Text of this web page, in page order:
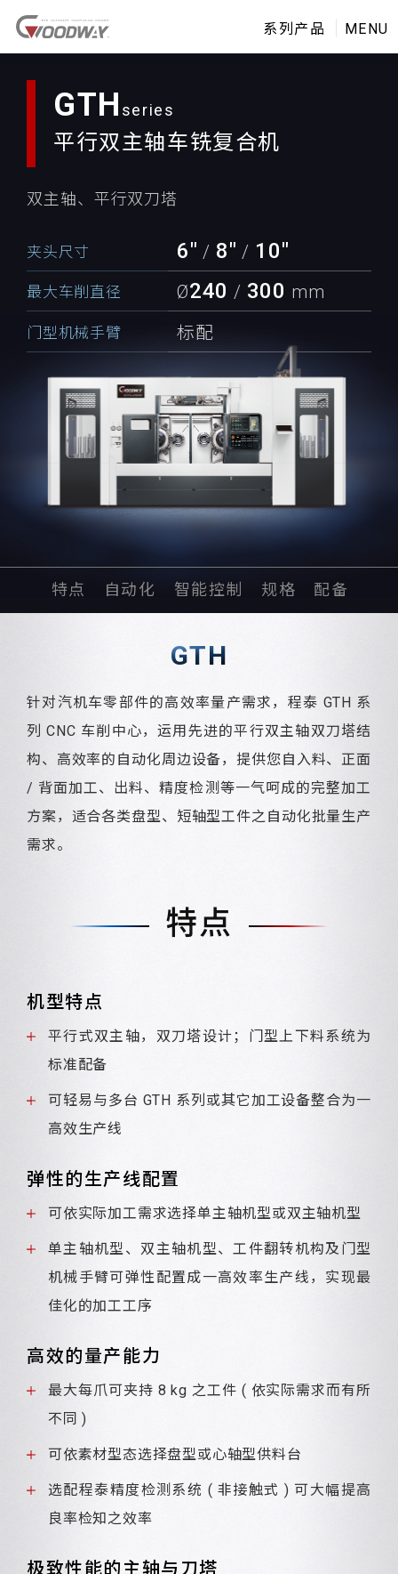
系列产品 MENU
GTH
平行双主轴车铣复合机
双主轴、平行双刀塔
夹头尺寸 6" / 8" / 10"
最大车削直径 Ø240 / 300 mm
门型机械手臂 标配
特点 自动化 智能控制 规格 配备
GTH
针对汽机车零部件的高效率量产需求，程泰 GTH 系
列 CNC 车削中心，运用先进的平行双主轴双刀塔结
构、高效率的自动化周边设备，提供您自入料、正面
/ 背面加工、出料、精度检测等一气呵成的完整加工
方案，适合各类盘型、短轴型工件之自动化批量生产
需求。
特点
机型特点
平行式双主轴，双刀塔设计；门型上下料系统为
标准配备
可轻易与多台 GTH 系列或其它加工设备整合为一
高效生产线
弹性的生产线配置
可依实际加工需求选择单主轴机型或双主轴机型
单主轴机型、双主轴机型、工件翻转机构及门型
机械手臂可弹性配置成一高效率生产线，实现最
佳化的加工工序
高效的量产能力
最大每爪可夹持 8 kg 之工件 ( 依实际需求而有所
不同 )
可依素材型态选择盘型或心轴型供料台
选配程泰精度检测系统 ( 非接触式 ) 可大幅提高
良率检知之效率
极致性能的主轴与刀塔